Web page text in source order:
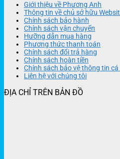
Giới thiệu về Phương Anh
Thông tin về chủ sở hữu
Chính sách bảo hành
Chính sách vận chuyển
Hưỡng dẫn mua hàng
Phương thức thanh toán
Chính sách đổi trả hàng
Chính sách hoàn tiền
Chính sách bảo vệ thông tin
Liên hệ với chúng tôi
ĐỊA CHỈ TRÊN BẢN ĐỒ